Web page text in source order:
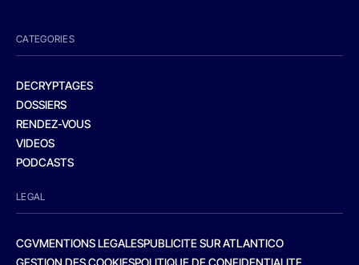
CATEGORIES
DECRYPTAGES
DOSSIERS
RENDEZ-VOUS
VIDEOS
PODCASTS
LEGAL
CGVMENTIONS LEGALESPUBLICITE SUR ATLANTICO
GESTION DES COOKIESPOLITIQUE DE CONFIDENTIALITE